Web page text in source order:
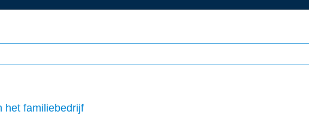
het familiebedrijf